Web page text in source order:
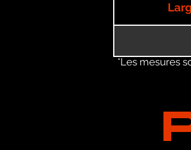
*Les mesures